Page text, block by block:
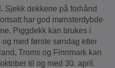
Sjekk dekkene på forhånd
har god mønsterdybde
Piggdekk kan brukes i
med første søndag etter
Troms og Finnmark kan
til og med 30. april.